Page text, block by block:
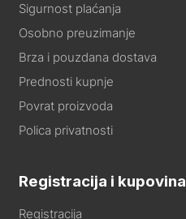
Sigurnost plaćanja
Osobno preuzimanje
Brza i pouzdana dostava
Prednosti kupnje
Povrat proizvoda
Polica privatnosti
Registracija i kupovina
Registracija